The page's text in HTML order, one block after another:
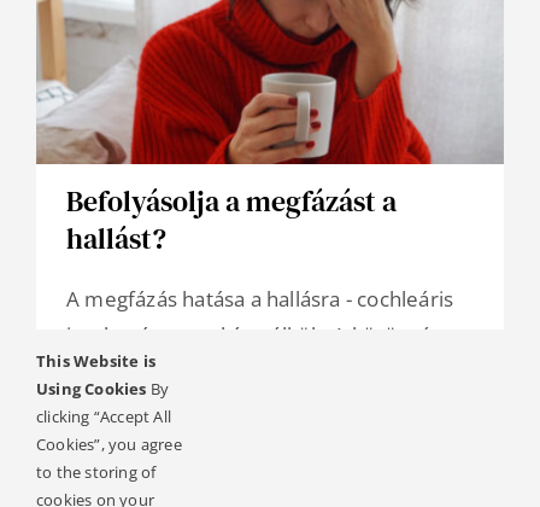
Befolyásolja a megfázást a
hallást?
A megfázás hatása a hallásra - cochleáris
implantátummal és nélküle A közönséges
meghűlés
További információk
This Website is
Using Cookies By
clicking “Accept All
Cookies”, you agree
to the storing of
cookies on your